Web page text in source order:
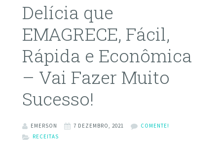
Delícia que
EMAGRECE, Fácil,
Rápida e Econômica
– Vai Fazer Muito
Sucesso!
EMERSON 7 DEZEMBRO, 2021
COMENTE!
RECEITAS